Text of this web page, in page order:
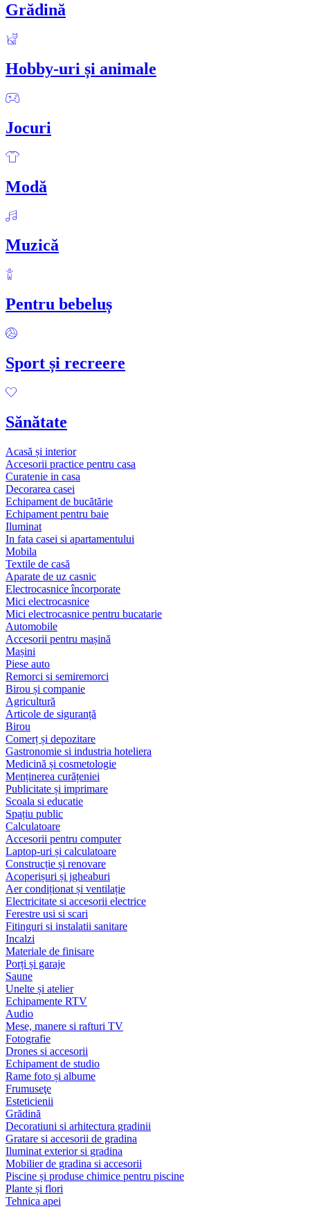
Grădină
Hobby-uri și animale
Jocuri
Modă
Muzică
Pentru bebeluș
Sport și recreere
Sănătate
Acasă și interior
Accesorii practice pentru casa
Curatenie in casa
Decorarea casei
Echipament de bucătărie
Echipament pentru baie
Iluminat
In fata casei si apartamentului
Mobila
Textile de casă
Aparate de uz casnic
Electrocasnice încorporate
Mici electrocasnice
Mici electrocasnice pentru bucatarie
Automobile
Accesorii pentru mașină
Mașini
Piese auto
Remorci si semiremorci
Birou și companie
Agricultură
Articole de siguranță
Birou
Comerț și depozitare
Gastronomie si industria hoteliera
Medicină și cosmetologie
Menținerea curățeniei
Publicitate și imprimare
Scoala si educatie
Spațiu public
Calculatoare
Accesorii pentru computer
Laptop-uri și calculatoare
Construcție și renovare
Acoperișuri și jgheaburi
Aer condiționat și ventilație
Electricitate si accesorii electrice
Ferestre usi si scari
Fitinguri si instalatii sanitare
Incalzi
Materiale de finisare
Porți și garaje
Saune
Unelte și atelier
Echipamente RTV
Audio
Mese, manere si rafturi TV
Fotografie
Drones si accesorii
Echipament de studio
Rame foto și albume
Frumuseţe
Esteticienii
Grădină
Decoratiuni si arhitectura gradinii
Gratare si accesorii de gradina
Iluminat exterior si gradina
Mobilier de gradina si accesorii
Piscine și produse chimice pentru piscine
Plante și flori
Tehnica apei